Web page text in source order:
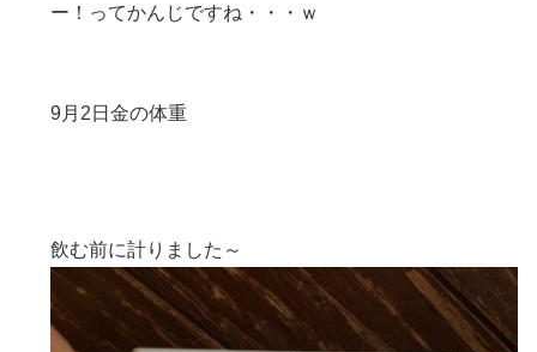
ー！ってかんじですね・・・ｗ
9月2日金の体重
飲む前に計りました～